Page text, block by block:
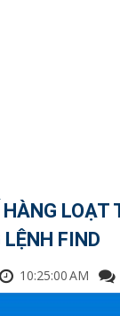
LOẠT
FIND
10:25:00 AM